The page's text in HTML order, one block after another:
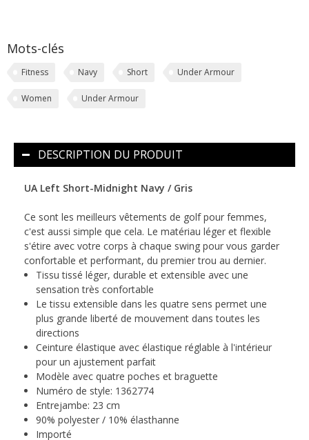
Mots-clés
Fitness Navy Short Under Armour
Women Under Armour
DESCRIPTION DU PRODUIT
UA Left Short-Midnight Navy / Gris
Ce sont les meilleurs vêtements de golf pour femmes,
c'est aussi simple que cela. Le matériau léger et flexible
s'étire avec votre corps à chaque swing pour vous garder
confortable et performant, du premier trou au dernier.
Tissu tissé léger, durable et extensible avec une
sensation très confortable
Le tissu extensible dans les quatre sens permet une
plus grande liberté de mouvement dans toutes les
directions
Ceinture élastique avec élastique réglable à l'intérieur
pour un ajustement parfait
Modèle avec quatre poches et braguette
Numéro de style: 1362774
Entrejambe: 23 cm
90% polyester / 10% élasthanne
Importé